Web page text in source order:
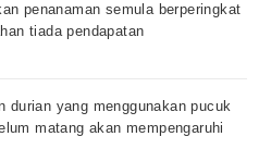
penanaman semula berperingkat
tiada pendapatan
durian yang menggunakan pucuk
matang akan mempengaruhi